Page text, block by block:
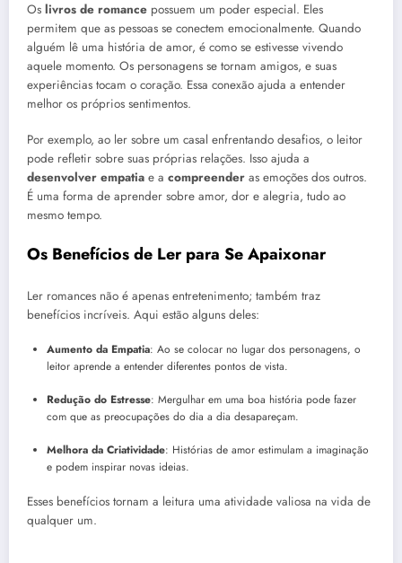
Os livros de romance possuem um poder especial. Eles
permitem que as pessoas se conectem emocionalmente. Quando
alguém lê uma história de amor, é como se estivesse vivendo
aquele momento. Os personagens se tornam amigos, e suas
experiências tocam o coração. Essa conexão ajuda a entender
melhor os próprios sentimentos.
Por exemplo, ao ler sobre um casal enfrentando desafios, o leitor
pode refletir sobre suas próprias relações. Isso ajuda a
desenvolver empatia e a compreender as emoções dos outros.
É uma forma de aprender sobre amor, dor e alegria, tudo ao
mesmo tempo.
Os Benefícios de Ler para Se Apaixonar
Ler romances não é apenas entretenimento; também traz
benefícios incríveis. Aqui estão alguns deles:
Aumento da Empatia: Ao se colocar no lugar dos personagens, o
leitor aprende a entender diferentes pontos de vista.
Redução do Estresse: Mergulhar em uma boa história pode fazer
com que as preocupações do dia a dia desapareçam.
Melhora da Criatividade: Histórias de amor estimulam a imaginação
e podem inspirar novas ideias.
Esses benefícios tornam a leitura uma atividade valiosa na vida de
qualquer um.